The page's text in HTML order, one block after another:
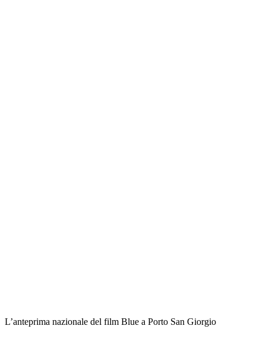
L’anteprima nazionale del film Blue a Porto San Giorgio